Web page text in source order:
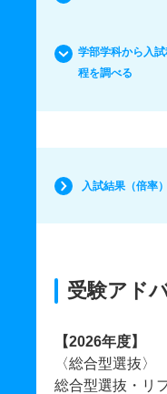
学部学科から入試
程を調べる
入試結果（倍率
受験アド
【2026年度】
〈総合型選抜〉
総合型選抜・リ